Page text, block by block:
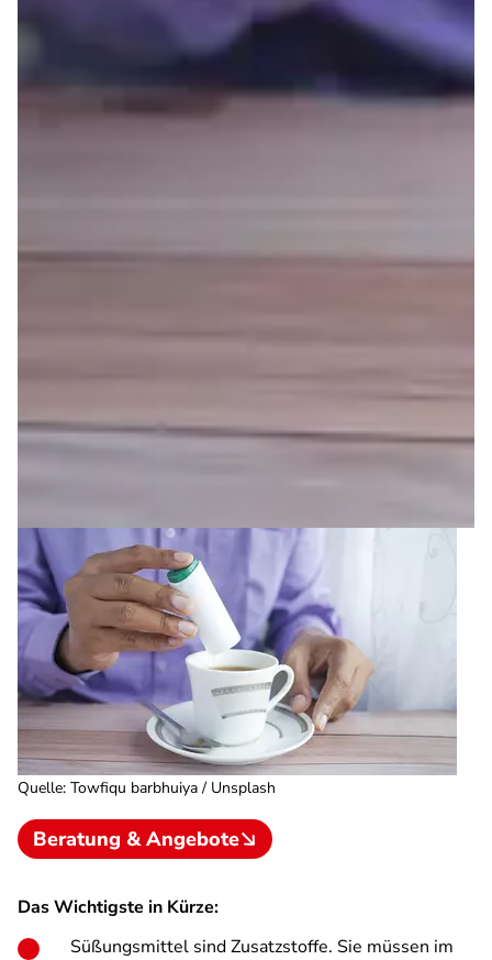
Quelle: Towfiqu barbhuiya / Unsplash
Beratung & Angebote
Das Wichtigste in Kürze:
Süßungsmittel sind Zusatzstoffe. Sie müssen im